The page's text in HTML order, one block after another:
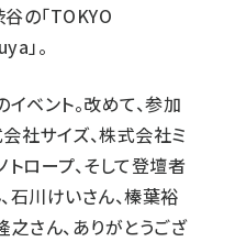
の「TOKYO
」。
ベント。改めて、参加
社サイズ、株式会社ミ
トロープ、そして登壇者
石川けいさん、榛葉裕
之さん、ありがとうござ